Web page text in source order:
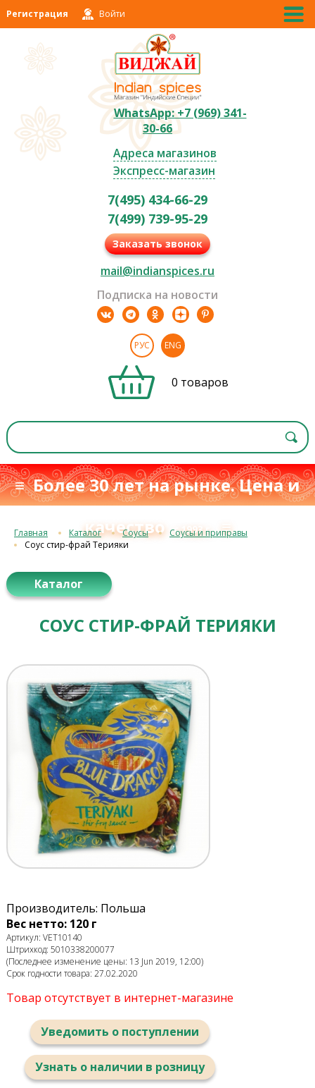
Регистрация Войти
WhatsApp: +7 (969) 341-
30-66
Адреса магазинов
Экспресс-магазин
7(495) 434-66-29
7(499) 739-95-29
Заказать звонок
mail@indianspices.ru
Подписка на новости
РУС ENG
0 товаров
≡ Более 30 лет на рынке. Цена и
качествос 1993 г.≡
Главная Каталог Соусы
Соусы и приправы
Соус стир-фрай Терияки
Каталог
СОУС СТИР-ФРАЙ ТЕРИЯКИ
Производитель: Польша
Вес нетто: 120 г
Артикул: VET10140
Штрихкод: 5010338200077
(Последнее изменение цены: 13 Jun 2019, 12:00)
Срок годности товара: 27.02.2020
Товар отсутствует в интернет-магазине
Уведомить о поступлении
Узнать о наличии в розницу